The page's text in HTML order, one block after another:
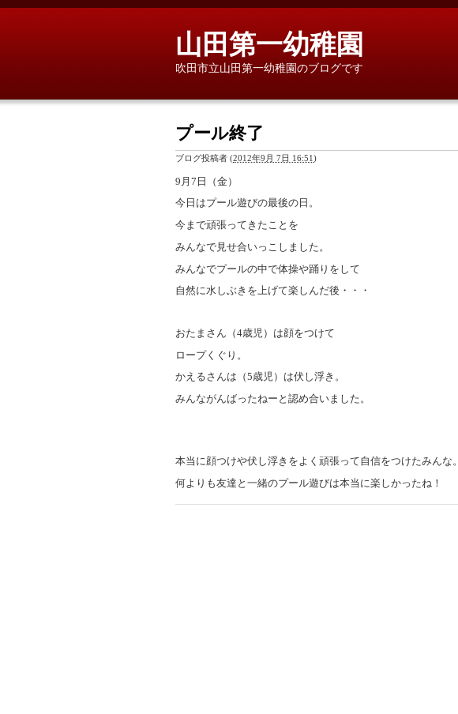
山田第一幼稚園
吹田市立山田第一幼稚園のブログです
プール終了
ブログ投稿者 (2012年9月 7日 16:51)
9月7日（金）
今日はプール遊びの最後の日。
今まで頑張ってきたことを
みんなで見せ合いっこしました。
みんなでプールの中で体操や踊りをして
自然に水しぶきを上げて楽しんだ後・・・
おたまさん（4歳児）は顔をつけて
ロープくぐり。
かえるさんは（5歳児）は伏し浮き。
みんながんばったねーと認め合いました。
本当に顔つけや伏し浮きをよく頑張って自信をつけたみんな。
何よりも友達と一緒のプール遊びは本当に楽しかったね！